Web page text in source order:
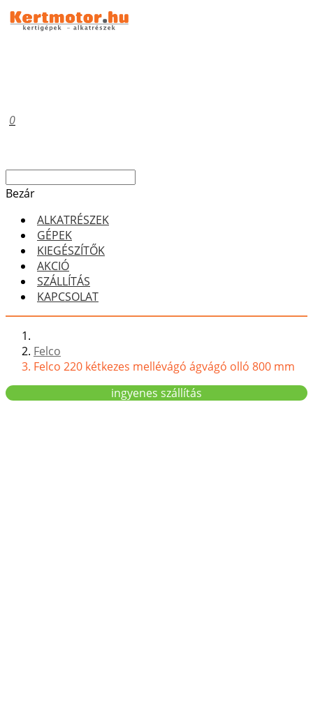
0
Bezár
ALKATRÉSZEK
GÉPEK
KIEGÉSZÍTŐK
AKCIÓ
SZÁLLÍTÁS
KAPCSOLAT
Felco
Felco 220 kétkezes mellévágó ágvágó olló 800 mm
ingyenes szállítás